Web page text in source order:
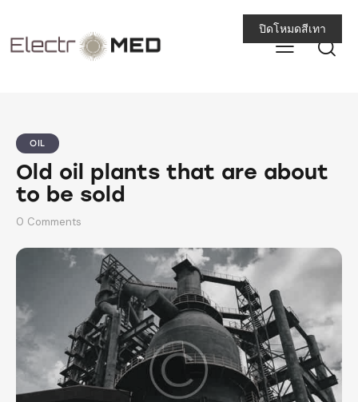
OIL
Old oil plants that are about
to be sold
0 Comments
ปิดโหมดสีเทา